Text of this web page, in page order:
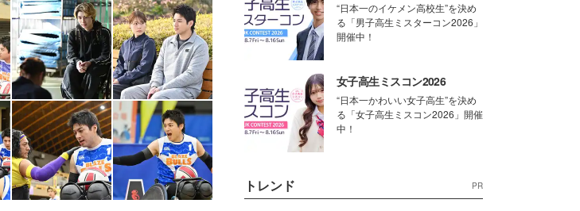
“日本一のイケメン高校生”を決め
る「男子高生ミスターコン2026」
開催中！
女子高生ミスコン2026
“日本一かわいい女子高生”を決め
る「女子高生ミスコン2026」開催
中！
トレンド PR